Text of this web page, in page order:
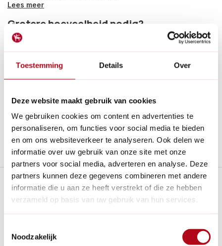
Toestemming Details Over
Deze website maakt gebruik van cookies
We gebruiken cookies om content en advertenties te
personaliseren, om functies voor social media te bieden
en om ons websiteverkeer te analyseren. Ook delen we
informatie over uw gebruik van onze site met onze
partners voor social media, adverteren en analyse. Deze
partners kunnen deze gegevens combineren met andere
informatie die u aan ze heeft verstrekt of die ze hebben
verzameld op basis van uw gebruik van hun services.
Noodzakelijk
Lees meer
Grotere hoeveelheid nodig?
Betaal achteraf met Riverty.
14dagen bedenktijd
Al28 jaarde tuinspecialist voor tuinliefhebbers
Nieuw:Haal je bestelling in Wilnis bij ons op!
Stel een vraag over dit product
Plus- en minpunten
Ideaal om cadeau te geven aan relaties, vrienden, familie
en collega's.
Ook in grote aantallen beschikbaar als bijvoorbeeld een
kerstpakket.